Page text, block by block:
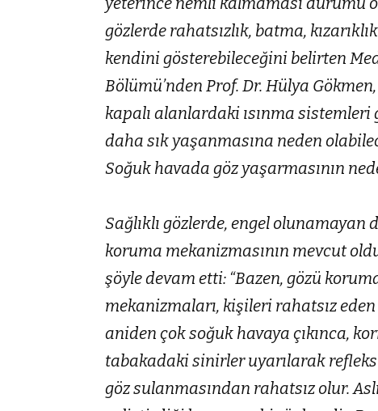
gözlerde rahatsızlık, batma,
kendini gösterebileceğini belirten
Bölümü’nden Prof. Dr. Hülya
kapalı alanlardaki ısınma
daha sık yaşanmasına neden
Soğuk havada göz yaşarmasının
Sağlıklı gözlerde, engel
koruma mekanizmasının mevcut
şöyle devam etti: “Bazen, gözü
mekanizmaları, kişileri rahatsız
aniden çok soğuk havaya çıkınca,
tabakadaki sinirler uyarılarak refleks
göz sulanmasından rahatsız olur.